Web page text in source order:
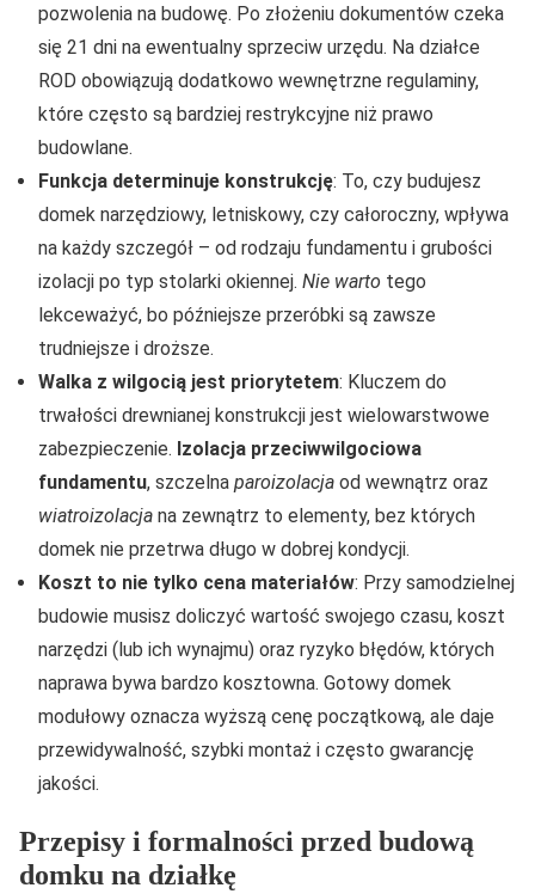
pozwolenia na budowę. Po złożeniu dokumentów czeka
się 21 dni na ewentualny sprzeciw urzędu. Na działce
ROD obowiązują dodatkowo wewnętrzne regulaminy,
które często są bardziej restrykcyjne niż prawo
budowlane.
Funkcja determinuje konstrukcję: To, czy budujesz
domek narzędziowy, letniskowy, czy całoroczny, wpływa
na każdy szczegół – od rodzaju fundamentu i grubości
izolacji po typ stolarki okiennej. Nie warto tego
lekceważyć, bo późniejsze przeróbki są zawsze
trudniejsze i droższe.
Walka z wilgocią jest priorytetem: Kluczem do
trwałości drewnianej konstrukcji jest wielowarstwowe
zabezpieczenie. Izolacja przeciwwilgociowa
fundamentu, szczelna paroizolacja od wewnątrz oraz
wiatroizolacja na zewnątrz to elementy, bez których
domek nie przetrwa długo w dobrej kondycji.
Koszt to nie tylko cena materiałów: Przy samodzielnej
budowie musisz doliczyć wartość swojego czasu, koszt
narzędzi (lub ich wynajmu) oraz ryzyko błędów, których
naprawa bywa bardzo kosztowna. Gotowy domek
modułowy oznacza wyższą cenę początkową, ale daje
przewidywalność, szybki montaż i często gwarancję
jakości.
Przepisy i formalności przed budową
domku na działkę